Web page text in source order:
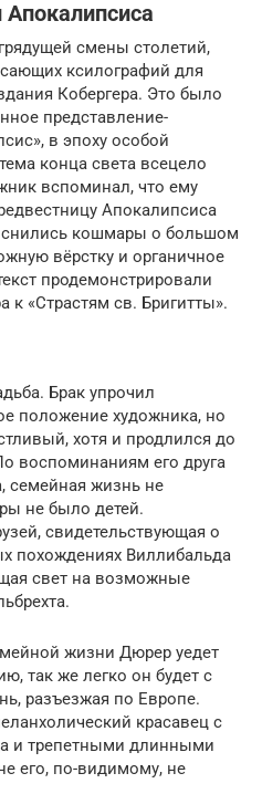
смены столетий,
ксилографий для
Кобергера. Это было
представление-
в эпоху особой
конца света всецело
вспоминал, что ему
Апокалипсиса
снились кошмары о большом
вёрстку и органичное
продемонстрировали
к «Страстям св. Бригитты».
Брак упрочил
положение художника, но
хотя и продлился до
воспоминаниям его друга
семейная жизнь не
не было детей.
свидетельствующая о
похождениях Виллибальда
свет на возможные
жизни Дюрер уедет
так же легко он будет с
разъезжая по Европе.
красавец с
и трепетными длинными
его, по-видимому, не